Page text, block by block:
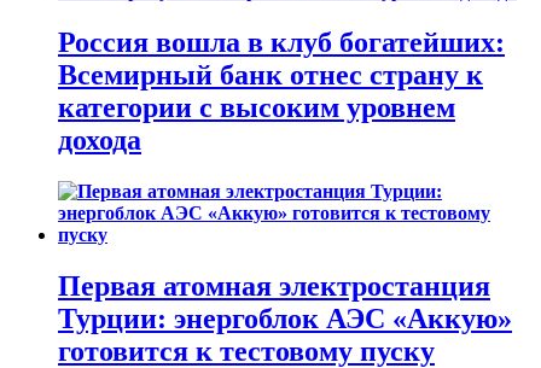
Россия вошла в клуб богатейших:
Всемирный банк отнес страну к
категории с высоким уровнем
дохода
Первая атомная электростанция
Турции: энергоблок АЭС «Аккую»
готовится к тестовому пуску